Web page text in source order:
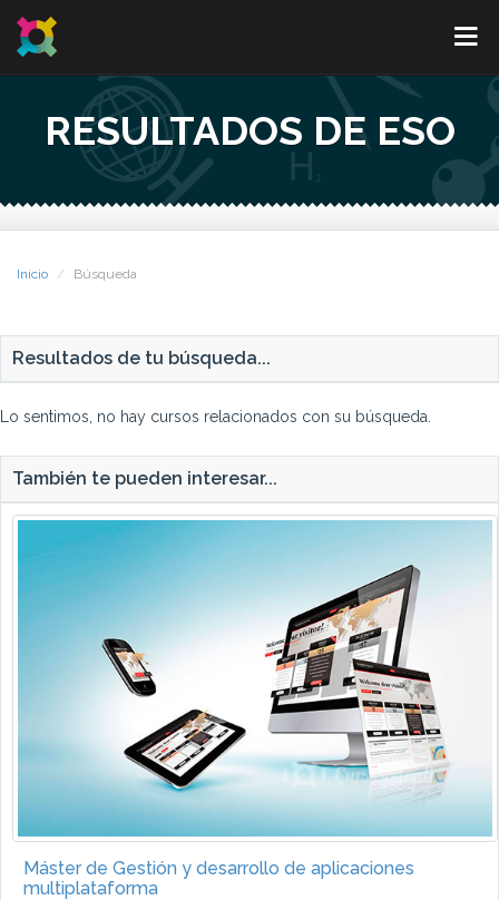
RESULTADOS DE ESO
Inicio Búsqueda
Resultados de tu búsqueda...
Lo sentimos, no hay cursos relacionados con su búsqueda.
También te pueden interesar...
Máster de Gestión y desarrollo de aplicaciones
multiplataforma